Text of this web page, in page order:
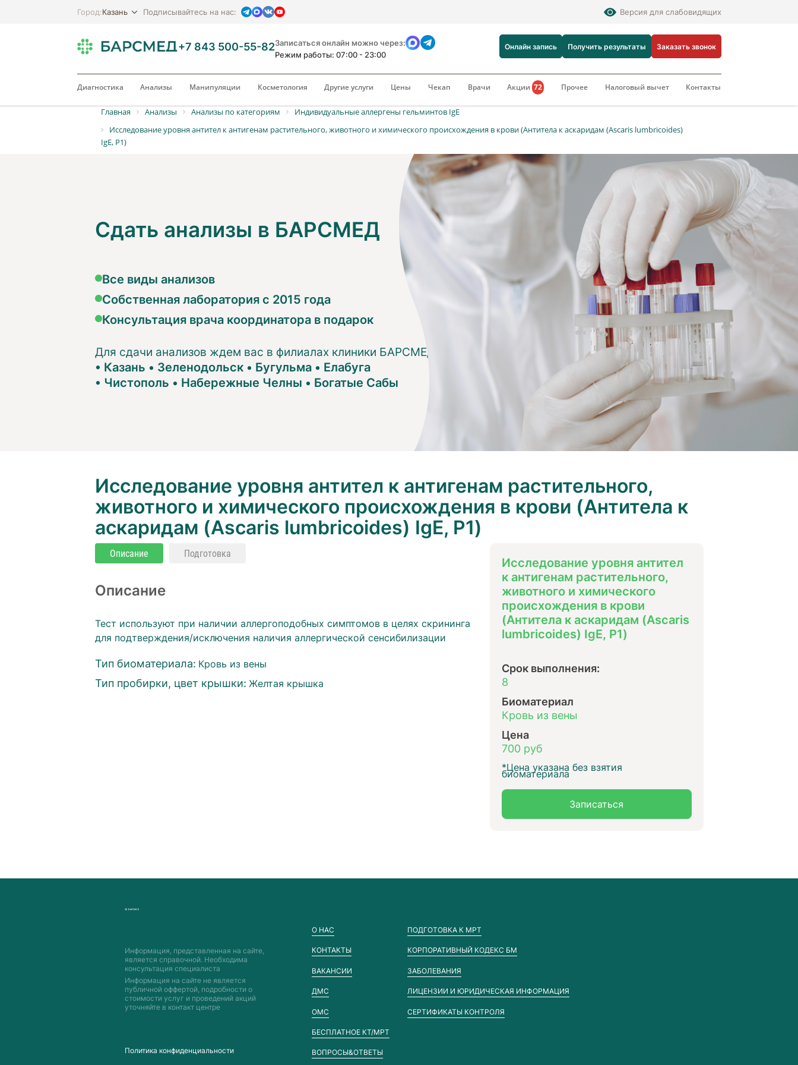
Город:Казань Подписывайтесь на нас: Версия для слабовидящих
+7 843 500-55-82Записаться онлайн можно через:
Режим работы: 07:00 - 23:00
Онлайн запись Получить результаты Заказать звонок
Диагностика Анализы Манипуляции Косметология Другие услуги Цены Чекап Врачи Акции72 Прочее Налоговый вычет Контакты
Главная Анализы Анализы по категориям
Индивидуальные аллергены гельминтов IgE
Исследование уровня антител к антигенам растительного, животного и химического происхождения в крови (Антитела к аскаридам (Ascaris lumbricoides)
IgЕ, P1)
Сдать анализы в БАРСМЕД
Все виды анализов
Собственная лаборатория с 2015 года
Консультация врача координатора в подарок
Для сдачи анализов ждем вас в филиалах клиники БАРСМЕД:
• Казань • Зеленодольск• Бугульма• Елабуга
• Чистополь • Набережные Челны • Богатые Сабы
Исследование уровня антител к антигенам растительного,
животного и химического происхождения в крови (Антитела к
аскаридам (Ascaris lumbricoides) IgЕ, P1)
Исследование уровня антител
к антигенам растительного,
животного и химического
происхождения в крови
(Антитела к аскаридам (Ascaris
lumbricoides) IgЕ, P1)
Срок выполнения:
8
Биоматериал
Кровь из вены
Цена
700 руб
*Цена указана без взятия
биоматериала
Записаться
Описание Подготовка
Описание
Тест используют при наличии аллергоподобных симптомов в целях скрининга
для подтверждения/исключения наличия аллергической сенсибилизации
Тип биоматериала: Кровь из вены
Тип пробирки, цвет крышки: Желтая крышка
Информация, представленная на сайте,
является справочной. Необходима
консультация специалиста
Информация на сайте не является
публичной оффертой, подробности о
стоимости услуг и проведений акций
уточняйте в контакт центре
Пoлитика конфиденциальности
О НАС
КОНТАКТЫ
ВАКАНСИИ
ДМС
ОМС
БЕСПЛАТНОЕ КТ/МРТ
ВОПРОСЫ&ОТВЕТЫ
ПОДГОТОВКА К МРТ
КОРПОРАТИВНЫЙ КОДЕКС БМ
ЗАБОЛЕВАНИЯ
ЛИЦЕНЗИИ И ЮРИДИЧЕСКАЯ ИНФОРМАЦИЯ
СЕРТИФИКАТЫ КОНТРОЛЯ